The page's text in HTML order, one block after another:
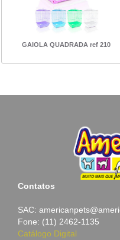
GAIOLA QUADRADA ref 210
Contatos
SAC:
Fone: (11) 2462-1135
Catálogo Digital